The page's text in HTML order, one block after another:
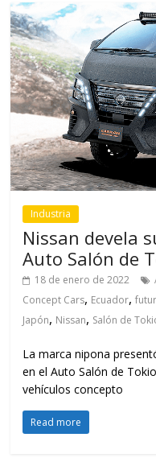
Industria
Nissan devela
Auto Salón de
18 de enero de 2022
Concept Cars, Ecuador,
Japón, Nissan, Salón de
La marca nipona
en el Auto Salón de
vehículos concepto
Read more